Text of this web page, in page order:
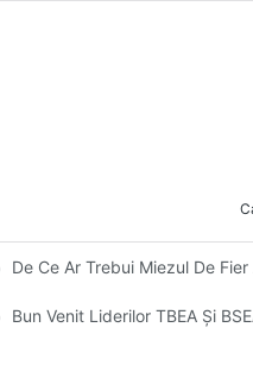
De Ce Ar Trebui Miezul De
Bun Venit Liderilor TBEA Și